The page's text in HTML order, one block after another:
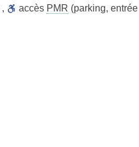
, accès PMR (parking, entrée